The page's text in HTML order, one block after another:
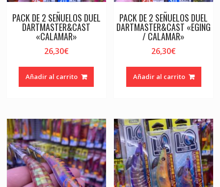
PACK DE 2 SEÑUELOS DUEL
DARTMASTER&CAST
«CALAMAR»
26,30€
Añadir al carrito
PACK DE 2 SEÑUELOS DUEL
DARTMASTER&CAST «EGING
/ CALAMAR»
26,30€
Añadir al carrito